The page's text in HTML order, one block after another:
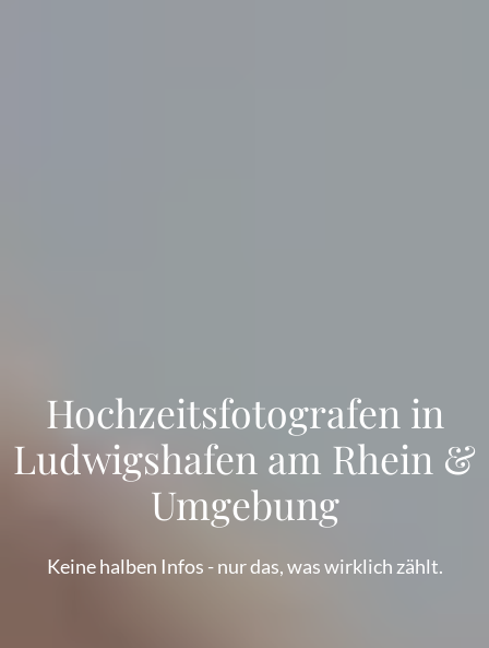
Hochzeitsfotografen in
Ludwigshafen am Rhein &
Umgebung
Keine halben Infos - nur das, was wirklich zählt.